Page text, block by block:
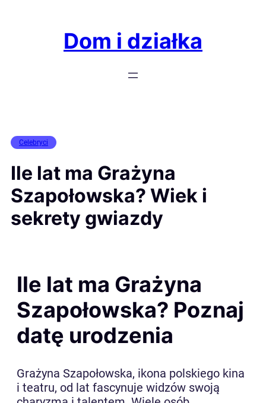
Dom i działka
Celebryci
Ile lat ma Grażyna
Szapołowska? Wiek i
sekrety gwiazdy
Ile lat ma Grażyna
Szapołowska? Poznaj
datę urodzenia
Grażyna Szapołowska, ikona polskiego kina
i teatru, od lat fascynuje widzów swoją